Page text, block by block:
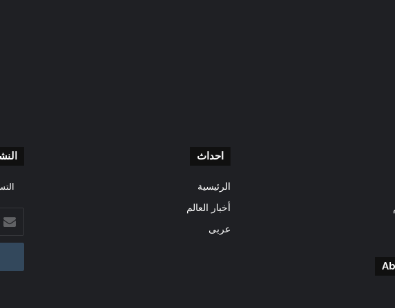
احداث
الرئيسية
أخبار العالم
عربى
بريدك